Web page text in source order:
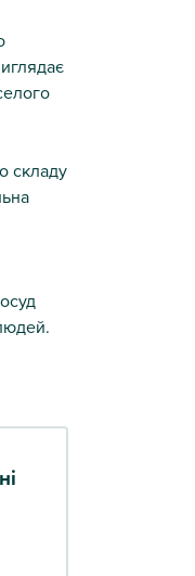
складу